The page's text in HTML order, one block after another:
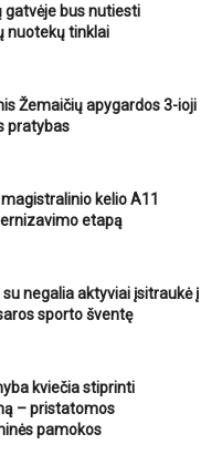
gatvėje bus nutiesti
nuotekų tinklai
Žemaičių apygardos 3-ioji
pratybas
kelio A11
etapą
negalia aktyviai įsitraukė į
sporto šventę
kviečia stiprinti
– pristatomos
pamokos